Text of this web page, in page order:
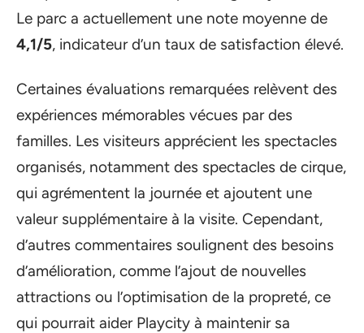
Le parc a actuellement une note moyenne de
4,1/5, indicateur d’un taux de satisfaction élevé.
Certaines évaluations remarquées relèvent des
expériences mémorables vécues par des
familles. Les visiteurs apprécient les spectacles
organisés, notamment des spectacles de cirque,
qui agrémentent la journée et ajoutent une
valeur supplémentaire à la visite. Cependant,
d’autres commentaires soulignent des besoins
d’amélioration, comme l’ajout de nouvelles
attractions ou l’optimisation de la propreté, ce
qui pourrait aider Playcity à maintenir sa